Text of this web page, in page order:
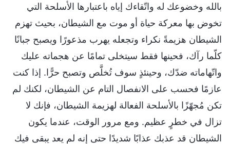
بالله وخضوعك له واتّقاءك إياه باعتبارها الأسلحة التي
تخوض بها معركة حياة أو موت مع الشيطان، بحيث تهزم
الشيطان هزيمةً نكراء وتجعله يهرب مذعورًا ويصبح جبانًا
كلّما رآك، فحينها فقط سيتخلى تمامًا عن هجماته عليك
واتّهاماته ضدّك، وحينئذٍ سوف تُخلَّص وتصبح حرًّا. إذا كنت
عازمًا فحسب على الانفصال التام عن الشيطان، لكنك لم
تكن مُجهّزًا بالأسلحة الفعالة لهزيمة الشيطان، فإنك لا
تزال في خطرٍ عظيم. ومع مرور الوقت، عندما يكون
الشيطان قد عذبك عذابًا شديدًا حتى إنه لم يعد يبقى فيك